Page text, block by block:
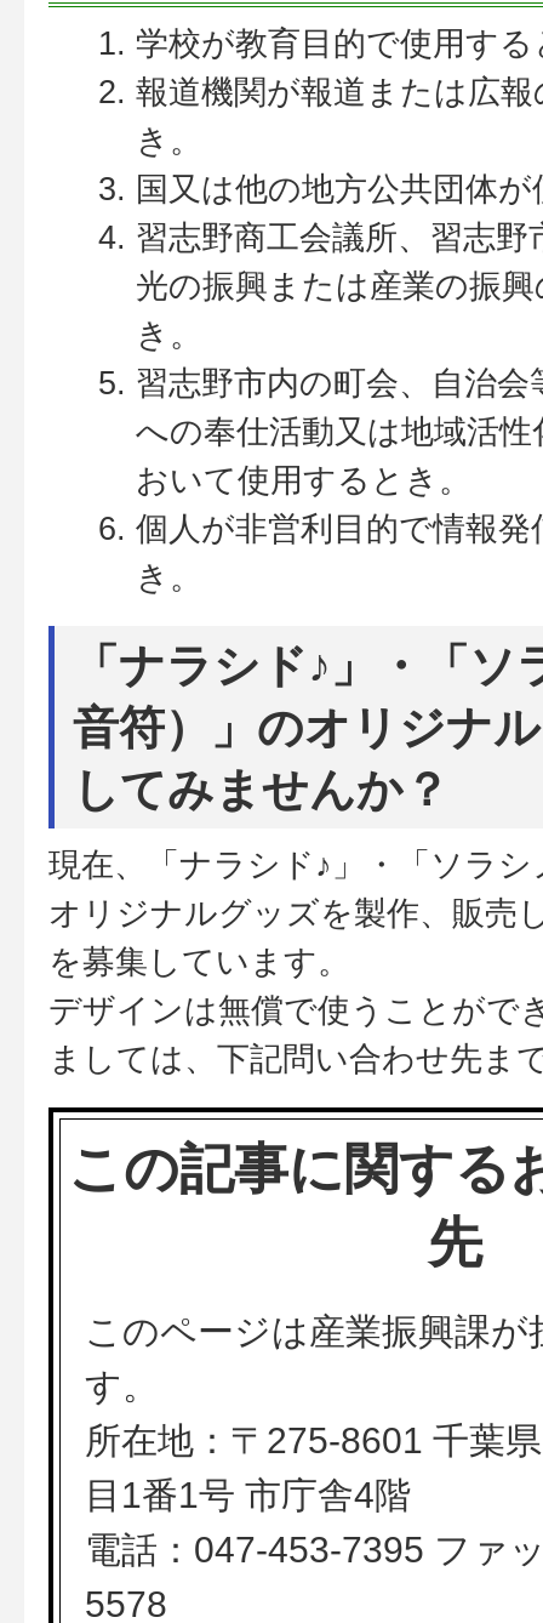
学校が教育目的で使用す
報道機関が報道または広
き。
国又は他の地方公共団体
習志野商工会議所、習志
光の振興または産業の振
き。
習志野市内の町会、自治
への奉仕活動又は地域活
おいて使用するとき。
個人が非営利目的で情報
き。
「ナラシド♪」・「ソ
音符）」のオリジナ
してみませんか？
現在、「ナラシド♪」・「ソラ
オリジナルグッズを製作、販売
を募集しています。
デザインは無償で使うことがで
ましては、下記問い合わせ先ま
この記事に関する
先
このページは産業振興課
す。
所在地：〒275-8601 千葉
目1番1号 市庁舎4階
電話：047-453-7395 ファ
5578